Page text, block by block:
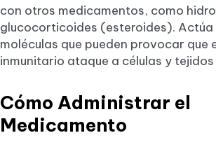
con otros medicamentos, como
glucocorticoides (esteroides). Actúa
moléculas que pueden provocar que
inmunitario ataque a células y
Cómo Administrar el
Medicamento